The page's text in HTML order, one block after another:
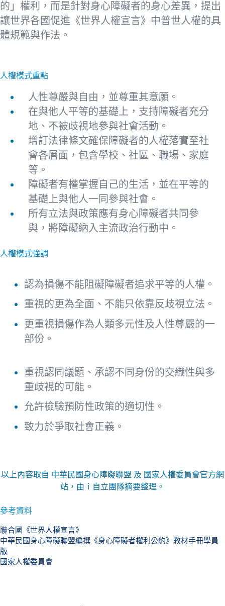
的」權利，而是針對身心障礙者的身心差異，提出
讓世界各國促進《世界人權宣言》中普世人權的具
體規範與作法。
人權模式重點
人性尊嚴與自由，並尊重其意願。
在與他人平等的基礎上，支持障礙者充分
地、不被歧視地參與社會活動。
增訂法律條文確保障礙者的人權落實至社
會各層面，包含學校、社區、職場、家庭
等。
障礙者有權掌握自己的生活，並在平等的
基礎上與他人一同參與社會。
所有立法與政策應有身心障礙者共同參
與，將障礙納入主流政治行動中。
人權模式強調
認為損傷不能阻礙障礙者追求平等的人權。
重視的更為全面、不能只依靠反歧視立法。
更重視損傷作為人類多元性及人性尊嚴的一
部份。
重視認同議題、承認不同身份的交織性與多
重歧視的可能。
允許檢驗預防性政策的適切性。
致力於爭取社會正義。
以上內容取自 中華民國身心障礙聯盟 及 國家人權委員會官方網
站，由ｉ自立團隊摘要整理。
參考資料
聯合國《世界人權宣言》
中華民國身心障礙聯盟編撰《身心障礙者權利公約》教材手冊學員
版
國家人權委員會